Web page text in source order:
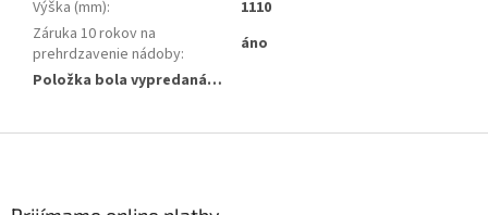
Výška (mm):
1110
Záruka 10 rokov na
prehrdzavenie nádoby:
áno
Položka bola vypredaná…